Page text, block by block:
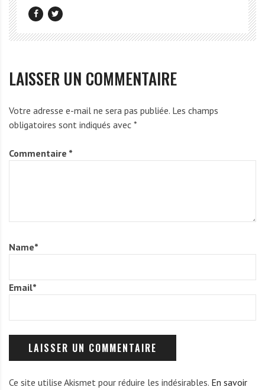
LAISSER UN COMMENTAIRE
Votre adresse e-mail ne sera pas publiée. Les champs
obligatoires sont indiqués avec *
Commentaire *
Name*
Email*
Ce site utilise Akismet pour réduire les indésirables. En savoir